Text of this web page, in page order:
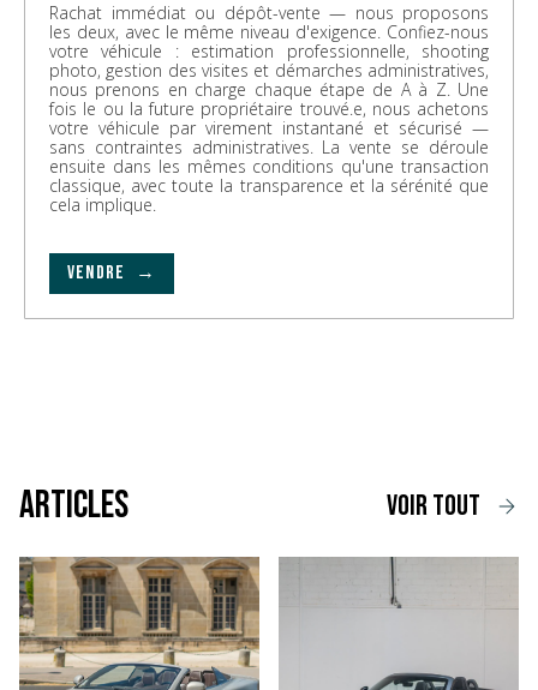
Rachat immédiat ou dépôt-vente — nous proposons
les deux, avec le même niveau d'exigence. Confiez-nous
votre véhicule : estimation professionnelle, shooting
photo, gestion des visites et démarches administratives,
nous prenons en charge chaque étape de A à Z. Une
fois le ou la future propriétaire trouvé.e, nous achetons
votre véhicule par virement instantané et sécurisé —
sans contraintes administratives. La vente se déroule
ensuite dans les mêmes conditions qu'une transaction
classique, avec toute la transparence et la sérénité que
cela implique.
VENDRE →
voir tout
Articles